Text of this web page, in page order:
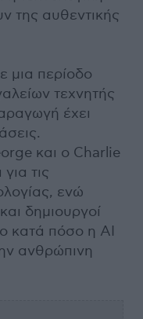
της αυθεντικής
μια περίοδο
τεχνητής
έχει
και ο Charlie
τις
ενώ
δημιουργοί
κατά πόσο η AI
ανθρώπινη